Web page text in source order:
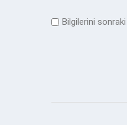
Bilgilerini